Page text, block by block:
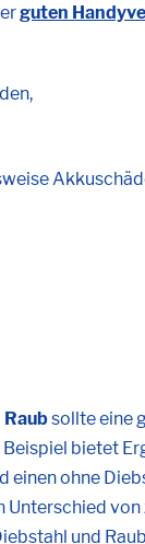
guten
Raubsollte eine
bietet
einen ohne
Unterschied
und